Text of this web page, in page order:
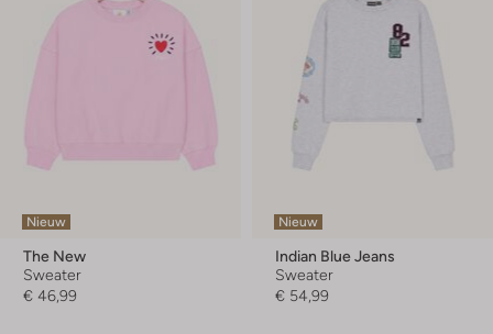
Nieuw
The New
Sweater
€ 46,99
Nieuw
Indian Blue Jeans
Sweater
€ 54,99